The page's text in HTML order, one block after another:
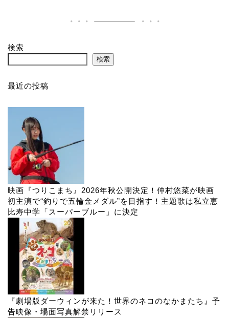
検索
検索
最近の投稿
映画『つりこまち』2026年秋公開決定！仲村悠菜が映画
初主演で“釣りで五輪金メダル”を目指す！主題歌は私立恵
比寿中学「スーパーブルー」に決定
『劇場版ダーウィンが来た！世界のネコのなかまたち』予
告映像・場面写真解禁リリース